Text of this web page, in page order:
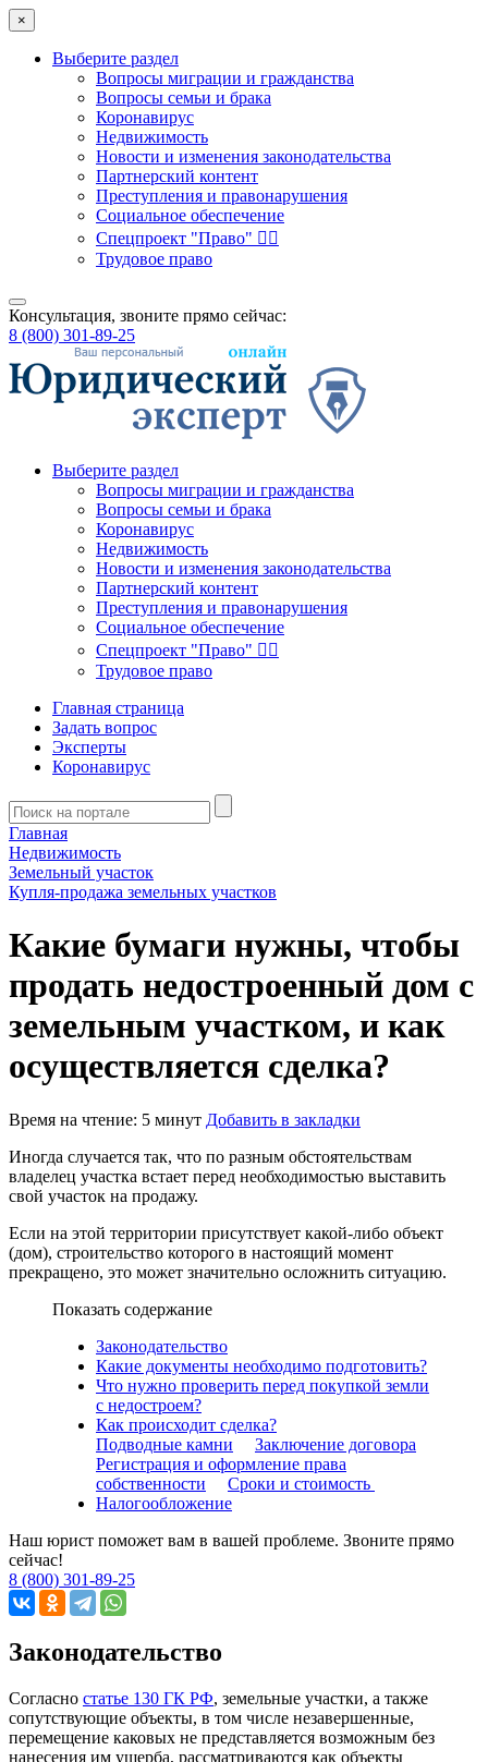
×
Выберите раздел
Вопросы миграции и гражданства
Вопросы семьи и брака
Коронавирус
Недвижимость
Новости и изменения законодательства
Партнерский контент
Преступления и правонарушения
Социальное обеспечение
Спецпроект "Право" 👮‍♂️
Трудовое право
Консультация, звоните прямо сейчас:
8 (800) 301-89-25
Выберите раздел
Вопросы миграции и гражданства
Вопросы семьи и брака
Коронавирус
Недвижимость
Новости и изменения законодательства
Партнерский контент
Преступления и правонарушения
Социальное обеспечение
Спецпроект "Право" 👮‍♂️
Трудовое право
Главная страница
Задать вопрос
Эксперты
Коронавирус
Главная
Недвижимость
Земельный участок
Купля-продажа земельных участков
Какие бумаги нужны, чтобы
продать недостроенный дом с
земельным участком, и как
осуществляется сделка?
Время на чтение: 5 минут Добавить в закладки
Иногда случается так, что по разным обстоятельствам
владелец участка встает перед необходимостью выставить
свой участок на продажу.
Если на этой территории присутствует какой-либо объект
(дом), строительство которого в настоящий момент
прекращено, это может значительно осложнить ситуацию.
Показать содержание
Законодательство
Какие документы необходимо подготовить?
Что нужно проверить перед покупкой земли
с недостроем?
Как происходит сделка?
Подводные камни
Заключение договора
Регистрация и оформление права
собственности
Сроки и стоимость
Налогообложение
Наш юрист поможет вам в вашей проблеме. Звоните прямо
сейчас!
8 (800) 301-89-25
Законодательство
Согласно статье 130 ГК РФ, земельные участки, а также
сопутствующие объекты, в том числе незавершенные,
перемещение каковых не представляется возможным без
нанесения им ущерба, рассматриваются как объекты